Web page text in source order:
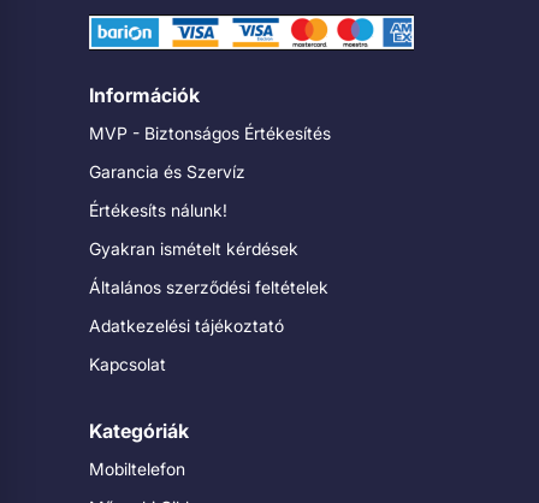
Információk
MVP - Biztonságos Értékesítés
Garancia és Szervíz
Értékesíts nálunk!
Gyakran ismételt kérdések
Általános szerződési feltételek
Adatkezelési tájékoztató
Kapcsolat
Kategóriák
Mobiltelefon